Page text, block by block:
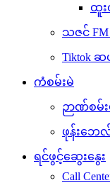
ထူး
သဇင် FM
Tiktok
ကံစမ်းမဲ
ဉာဏ်စမ်
ဖုန်းဘေ
ရင်ဖွင့်ဆွေးနွေး
Call